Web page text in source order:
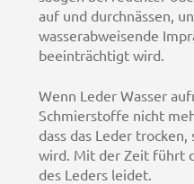
auf und durchnässen,
wasserabweisende
beeinträchtigt wird.
Wenn Leder Wasser
Schmierstoffe nicht
dass das Leder
wird. Mit der Zeit führt
des Leders leidet.